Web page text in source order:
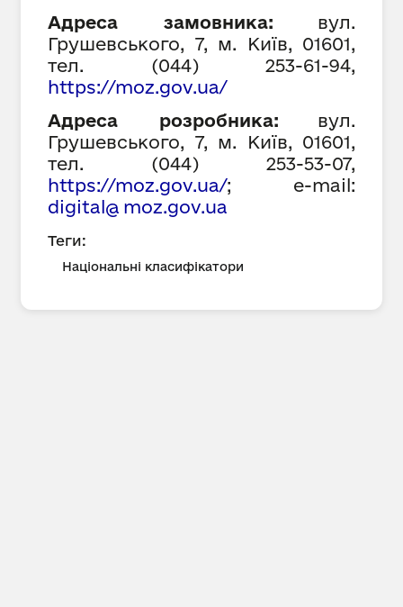
Адреса замовника:
вул.
Грушевського, 7, м. Київ, 01601,
тел. (044) 253-61-94,
https://moz.gov.ua/
Адреса розробника:
вул.
Грушевського, 7, м. Київ, 01601,
тел. (044) 253-53-07,
https://moz.gov.ua/; e-mail:
digital@ moz.gov.ua
Теги:
Національні класифікатори